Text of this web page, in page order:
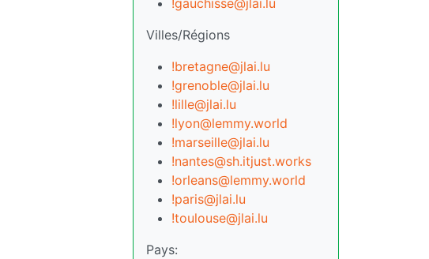
!gauchisse@jlai.lu
Villes/Régions
!bretagne@jlai.lu
!grenoble@jlai.lu
!lille@jlai.lu
!lyon@lemmy.world
!marseille@jlai.lu
!nantes@sh.itjust.works
!orleans@lemmy.world
!paris@jlai.lu
!toulouse@jlai.lu
Pays: